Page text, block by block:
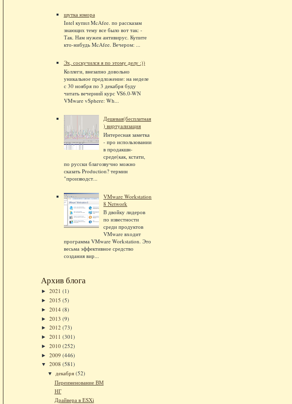
шутка юмора
Intel купил McAfee. по рассказам
знающих тему все было вот так: -
Так. Нам нужен антивирус. Купите
кто-нибудь McAfee. Вечером: ...
Эх, соскучился я по этому делу :))
Коллеги, внезапно довольно
уникальное предложение: на неделе
с 30 ноября по 3 декабря буду
читать вечерний курс VS6.0-WN
VMware vSphere: Wh...
Дешевая(бесплатная
) виртуализация
Интересная заметка
- про использовании
в продакшн-
среде(как, кстати,
по русски благозвучно можно
сказать Production? термин
"производст...
VMware Workstation
8 Network
В двойку лидеров
по известности
среди продуктов
VMware входит
программа VMware Workstation. Это
весьма эффективное средство
создания вир...
Архив блога
► 2021 (1)
► 2015 (5)
► 2014 (8)
► 2013 (9)
► 2012 (73)
► 2011 (301)
► 2010 (252)
► 2009 (446)
▼ 2008 (581)
▼ декабря (52)
Переименование ВМ
НГ
Драйвера в ESXi